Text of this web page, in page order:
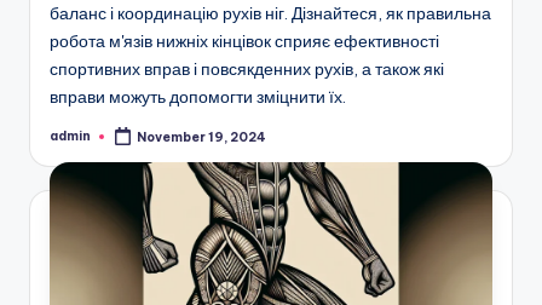
баланс і координацію рухів ніг. Дізнайтеся, як правильна
робота м'язів нижніх кінцівок сприяє ефективності
спортивних вправ і повсякденних рухів, а також які
вправи можуть допомогти зміцнити їх.
Posted
admin November 19, 2024